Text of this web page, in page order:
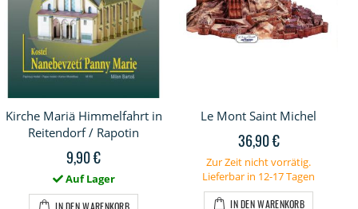
Kirche Mariä Himmelfahrt in
Reitendorf / Rapotin
9,90 €
Auf Lager
IN DEN WARENKORB
Le Mont Saint Michel
36,90 €
Zur Zeit nicht vorrätig.
Lieferbar in 12-17 Tagen
IN DEN WARENKORB